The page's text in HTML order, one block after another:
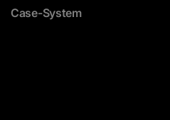
Case-System